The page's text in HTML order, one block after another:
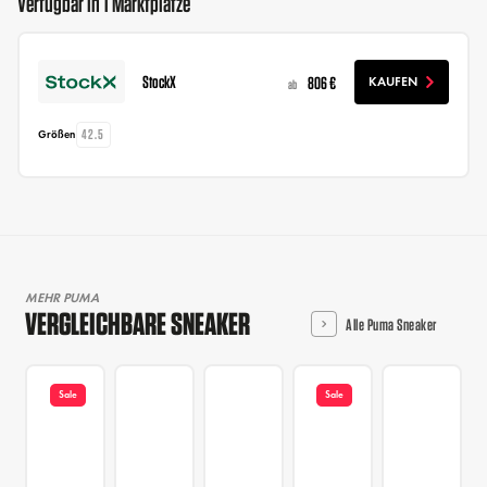
StockX ab 806 € KAUFEN
Größen 42.5
MEHR PUMA
VERGLEICHBARE SNEAKER Alle Puma Sneaker
Sale Sale